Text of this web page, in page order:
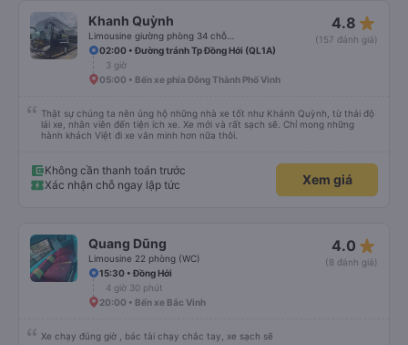
Khanh Quỳnh 4.8 star_rate
(157 đánh giá)
02:00 • Đường tránh Tp Đồng Hới (QL1A)
3 giờ
05:00 • Bến xe phía Đông Thành Phố Vinh
Thật sự chúng ta nên ủng hộ những nhà xe tốt như Khánh Quỳnh, từ thái độ
lái xe, nhân viên đến tiện ích xe. Xe mới và rất sạch sẽ. Chỉ mong những
hành khách Việt đi xe văn minh hơn nữa thôi.
Không cần thanh toán trước
Xác nhận chỗ ngay lập tức
Xem giá
Quang Dũng
Limousine 22 phòng (WC)
4.0 star_rate
(8 đánh giá)
15:30 • Đồng Hới
4 giờ 30 phút
20:00 • Bến xe Bắc Vinh
Xe chạy đúng giờ , bác tài chạy chắc tay, xe sạch sẽ